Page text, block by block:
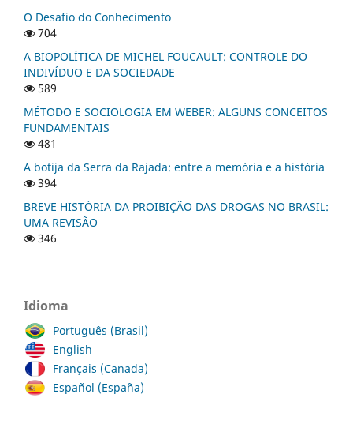
O Desafio do Conhecimento
704
A BIOPOLÍTICA DE MICHEL FOUCAULT: CONTROLE DO
INDIVÍDUO E DA SOCIEDADE
589
MÉTODO E SOCIOLOGIA EM WEBER: ALGUNS CONCEITOS
FUNDAMENTAIS
481
A botija da Serra da Rajada: entre a memória e a história
394
BREVE HISTÓRIA DA PROIBIÇÃO DAS DROGAS NO BRASIL:
UMA REVISÃO
346
Idioma
Português (Brasil)
English
Français (Canada)
Español (España)